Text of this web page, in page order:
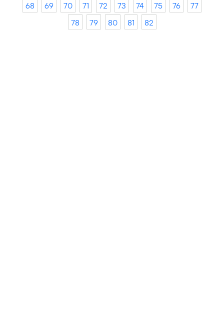
68
69 70 71 72 73 74 75 76
77
78
79 80 81 82